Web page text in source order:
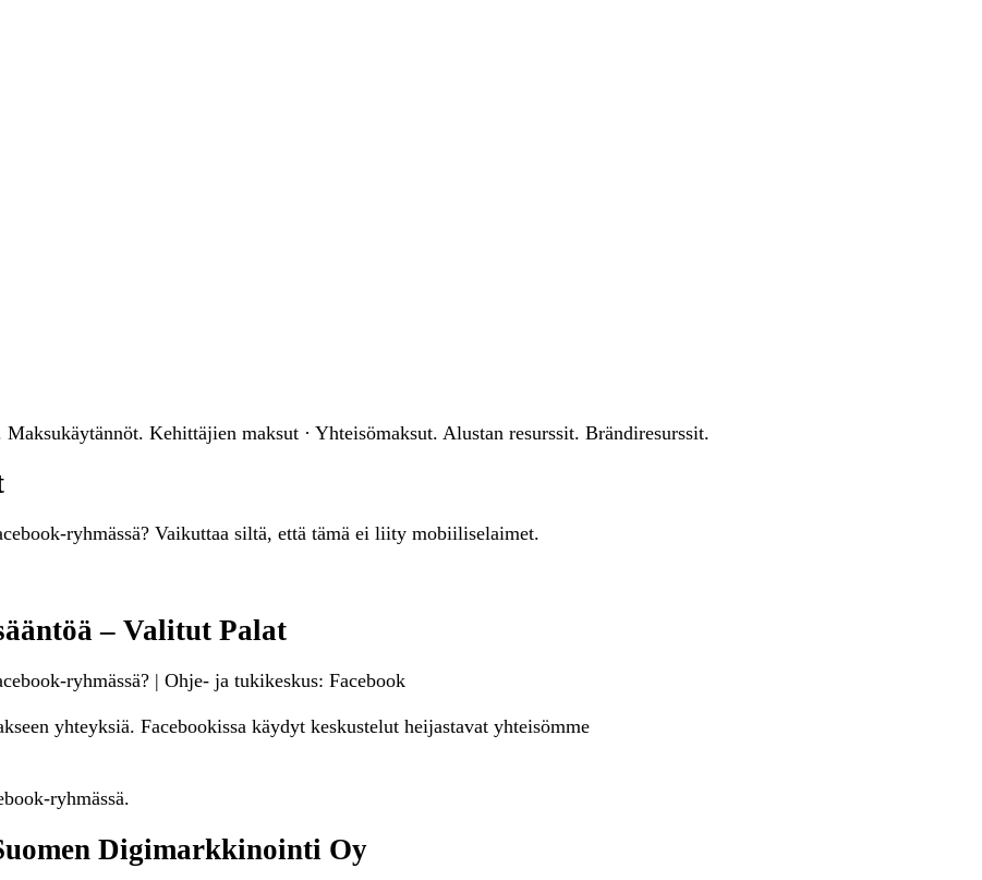
Kehittäjien maksut · Yhteisömaksut. Alustan resurssit. Brändiresurssit.
ryhmässä? Vaikuttaa siltä, että tämä ei liity mobiiliselaimet.
– Valitut Palat
ryhmässä? | Ohje- ja tukikeskus: Facebook
yhteyksiä. Facebookissa käydyt keskustelut heijastavat yhteisömme
ryhmässä.
Digimarkkinointi Oy